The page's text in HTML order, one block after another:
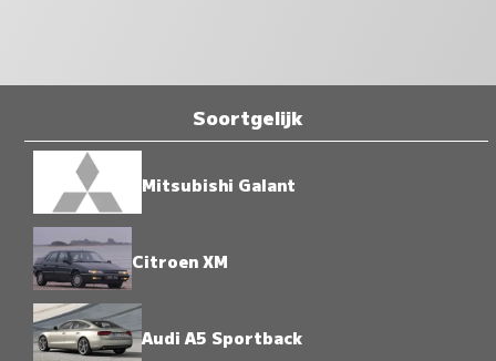
Soortgelijk
Mitsubishi Galant
Citroen XM
Audi A5 Sportback